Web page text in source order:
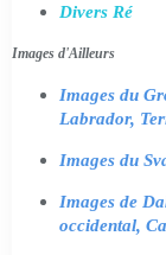
Divers Ré
Images d'Ailleurs
Images du
Labrador,
Images du
Images de
occidental,